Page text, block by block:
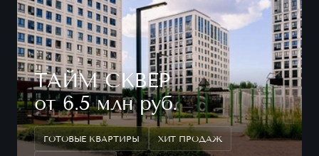
ТАЙМ СКВЕР
от 6.5 млн руб.
ГОТОВЫЕ КВАРТИРЫ ХИТ ПРОДАЖ